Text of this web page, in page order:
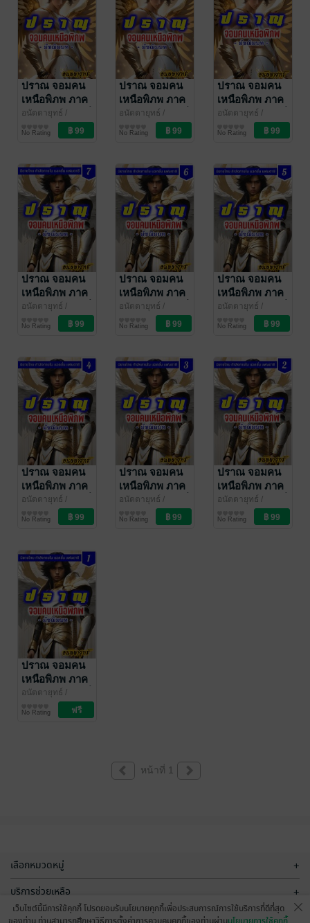
ปราณ จอมคน
เหนือพิภพ ภาค
มัชฌิมบท เล่มที่
10 (181-200)
อนัตตายุทธ์ /
CoachPatm
Inspiraton
นิยายกำลังภายใน
No Rating
ปราณ จอมคน
เหนือพิภพ ภาค
มัชฌิมบท เล่มที่
9 (161-180)
อนัตตายุทธ์ /
CoachPatm
Inspiraton
นิยายกำลังภายใน
No Rating
ปราณ จอมคน
เหนือพิภพ ภาค
มัชฌิมบท เล่มที่
8 (141-160)
อนัตตายุทธ์ /
CoachPatm
Inspiraton
นิยายกำลังภายใน
No Rating
ปราณ จอมคน
เหนือพิภพ ภาค
มัชฌิมบท เล่มที่
7 (121-140)
อนัตตายุทธ์ /
CoachPatm
Inspiraton
นิยายกำลังภายใน
No Rating
ปราณ จอมคน
เหนือพิภพ ภาค
มัชฌิมบท เล่มที่
6 (101-120)
อนัตตายุทธ์ /
CoachPatm
Inspiraton
นิยายกำลังภายใน
No Rating
ปราณ จอมคน
เหนือพิภพ ภาค
มัชฌิมบท เล่มที่
5 (81-100)
อนัตตายุทธ์ /
CoachPatm
Inspiraton
นิยายกำลังภายใน
No Rating
ปราณ จอมคน
เหนือพิภพ ภาค
มัชฌิมบท เล่มที่
4 (61-80)
อนัตตายุทธ์ /
CoachPatm
Inspiraton
นิยายกำลังภายใน
No Rating
ปราณ จอมคน
เหนือพิภพ ภาค
มัชฌิมบท เล่มที่
3 (41-60)
อนัตตายุทธ์ /
CoachPatm
Inspiraton
นิยายกำลังภายใน
No Rating
ปราณ จอมคน
เหนือพิภพ ภาค
มัชฌิมบท เล่มที่
2 (21-40)
อนัตตายุทธ์ /
CoachPatm
Inspiraton
นิยายกำลังภายใน
No Rating
ปราณ จอมคน
เหนือพิภพ ภาค
มัชฌิมบท เล่มที่
อนัตตายุทธ์ /
CoachPatm
Inspiraton
นิยายกำลังภายใน
No Rating
หน้าที่ 1
เลือกหมวดหมู่ +
บริการช่วยเหลือ +
เกี่ยวกับเรา
เว็บไซต์นี้มีการใช้คุกกี้ โปรดยอมรับนโยบายคุกกี้เพื่อประสบการณ์การใช้บริการที่ดีที่สุด